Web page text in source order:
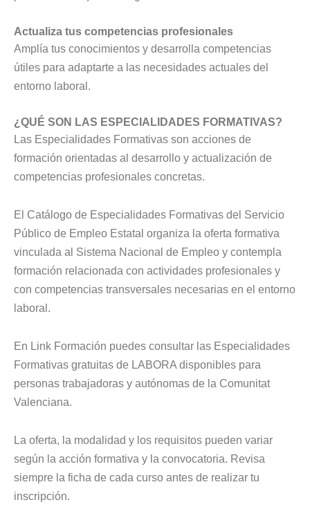
Actualiza tus competencias profesionales
Amplía tus conocimientos y desarrolla competencias
útiles para adaptarte a las necesidades actuales del
entorno laboral.
¿QUÉ SON LAS ESPECIALIDADES FORMATIVAS?
Las Especialidades Formativas son acciones de
formación orientadas al desarrollo y actualización de
competencias profesionales concretas.
El Catálogo de Especialidades Formativas del Servicio
Público de Empleo Estatal organiza la oferta formativa
vinculada al Sistema Nacional de Empleo y contempla
formación relacionada con actividades profesionales y
con competencias transversales necesarias en el entorno
laboral.
En Link Formación puedes consultar las Especialidades
Formativas gratuitas de LABORA disponibles para
personas trabajadoras y autónomas de la Comunitat
Valenciana.
La oferta, la modalidad y los requisitos pueden variar
según la acción formativa y la convocatoria. Revisa
siempre la ficha de cada curso antes de realizar tu
inscripción.